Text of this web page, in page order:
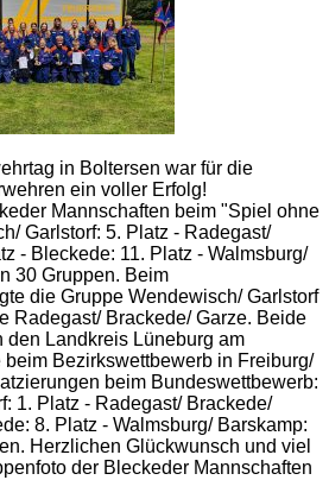
in Boltersen war für die
ein voller Erfolg!
Mannschaften beim "Spiel ohne
Garlstorf: 5. Platz - Radegast/
- Bleckede: 11. Platz - Walmsburg/
30 Gruppen. Beim
die Gruppe Wendewisch/ Garlstorf
Radegast/ Brackede/ Garze. Beide
den Landkreis Lüneburg am
Bezirkswettbewerb in Freiburg/
beim Bundeswettbewerb:
1. Platz - Radegast/ Brackede/
8. Platz - Walmsburg/ Barskamp:
Herzlichen Glückwunsch und viel
der Bleckeder Mannschaften